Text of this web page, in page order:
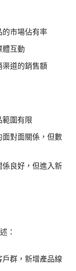
的市場佔有率
體互動
道的銷售額
範圍有限
對面關係，但數
良好，但進入新
：
群，新增產品線